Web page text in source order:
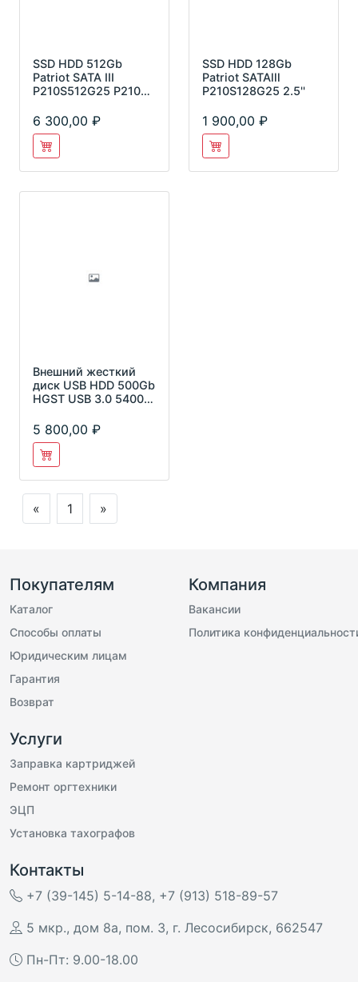
SSD HDD 512Gb
Patriot SATA III
P210S512G25 P210
6 300,00
SSD HDD 128Gb
Patriot SATAlll
P210S128G25 2.5''
1 900,00
Внешний жесткий
диск USB HDD 500Gb
HGST USB 3.0 5400
5 800,00
« 1 »
Покупателям
Каталог
Способы оплаты
Юридическим лицам
Гарантия
Возврат
Компания
Вакансии
Политика
Услуги
Заправка картриджей
Ремонт оргтехники
ЭЦП
Установка тахографов
Контакты
+7 (39-145) 5-14-88, +7 (913) 518-89-57
5 мкр., дом 8а, пом. 3, г. Лесосибирск, 662547
Пн-Пт: 9.00-18.00